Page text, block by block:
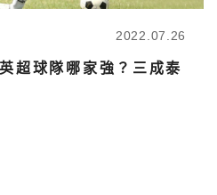
2022.07.26
超球隊哪家強？三成泰